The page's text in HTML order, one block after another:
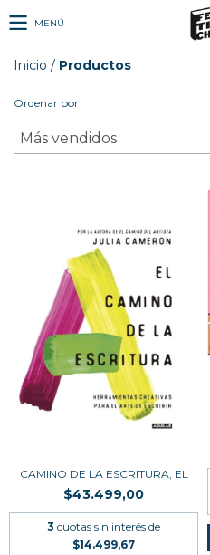
MENÚ
Inicio / Productos
Ordenar por
CAMINO DE LA ESCRITURA, EL
$43.499,00
3 cuotas sin interés de
$14.499,67